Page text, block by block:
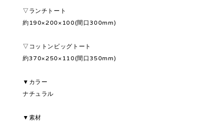
▽ランチトート
約190×200×100(間口300mm)
▽コットンビッグトート
約370×250×110(間口350mm)
▼カラー
ナチュラル
▼素材